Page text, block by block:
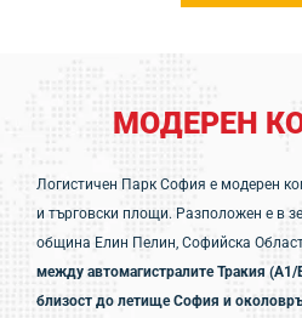
МОДЕРЕН
Логистичен Парк София е модерен
и търговски площи. Разположен e в
община Елин Пелин, Софийска
между автомагистралите Тракия
близост до летище София и